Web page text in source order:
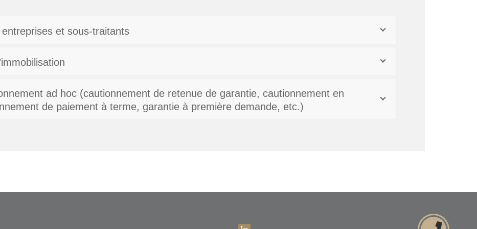
et sous-traitants
ad hoc (cautionnement de retenue de garantie, cautionnement en
de paiement à terme, garantie à première demande, etc.)